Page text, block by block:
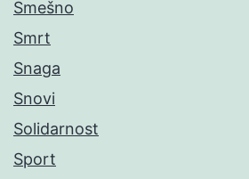
Smešno
Smrt
Snaga
Snovi
Solidarnost
Sport